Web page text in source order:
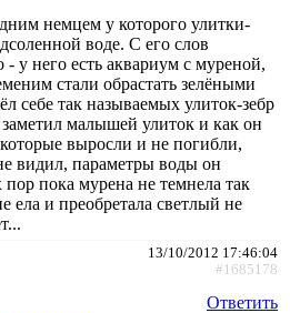
немцем у которого улитки-
воде. С его слов
у него есть аквариум с муреной,
стали обрастать зелёными
себе так называемых улиток-зебр
заметил малышей улиток и как он
выросли и не погибли,
видил, параметры воды он
пор пока мурена не темнела так
ела и преобретала светлый не
13/10/2012 17:46:04
#1685178
Ответить